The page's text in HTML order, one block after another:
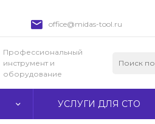
office@midas-tool.ru
Профессиональный
инструмент и
оборудование
УСЛУГИ ДЛЯ СТО